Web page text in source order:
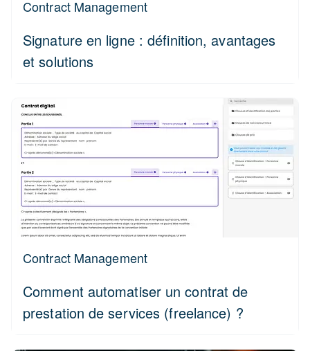
Contract Management
Signature en ligne : définition, avantages
et solutions
Contract Management
Comment automatiser un contrat de
prestation de services (freelance) ?